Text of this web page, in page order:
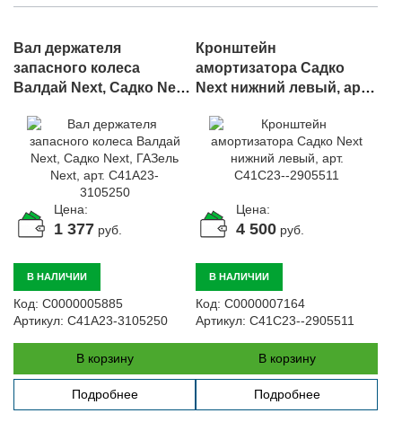
Вал держателя
запасного колеса
Валдай Next, Садко Next,
C41A23-3105250
Цена:
1 377 руб.
В НАЛИЧИИ
Код: С0000005885
Артикул: C41A23-3105250
В корзину
Подробнее
Кронштейн
амортизатора Садко
Next нижний левый, арт.
Цена:
4 500 руб.
В НАЛИЧИИ
Код: С0000007164
Артикул: C41C23--2905511
В корзину
Подробнее